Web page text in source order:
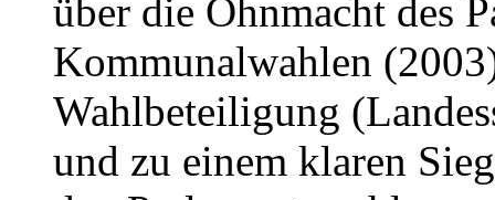
über die Ohnmacht des
Kommunalwahlen
Wahlbeteiligung
und zu einem klaren